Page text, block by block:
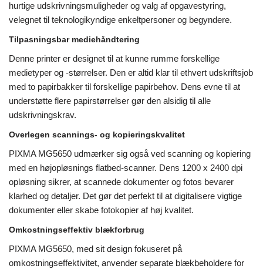
hurtige udskrivningsmuligheder og valg af opgavestyring,
velegnet til teknologikyndige enkeltpersoner og begyndere.
Tilpasningsbar mediehåndtering
Denne printer er designet til at kunne rumme forskellige
medietyper og -størrelser. Den er altid klar til ethvert udskriftsjob
med to papirbakker til forskellige papirbehov. Dens evne til at
understøtte flere papirstørrelser gør den alsidig til alle
udskrivningskrav.
Overlegen scannings- og kopieringskvalitet
PIXMA MG5650 udmærker sig også ved scanning og kopiering
med en højopløsnings flatbed-scanner. Dens 1200 x 2400 dpi
opløsning sikrer, at scannede dokumenter og fotos bevarer
klarhed og detaljer. Det gør det perfekt til at digitalisere vigtige
dokumenter eller skabe fotokopier af høj kvalitet.
Omkostningseffektiv blækforbrug
PIXMA MG5650, med sit design fokuseret på
omkostningseffektivitet, anvender separate blækbeholdere for